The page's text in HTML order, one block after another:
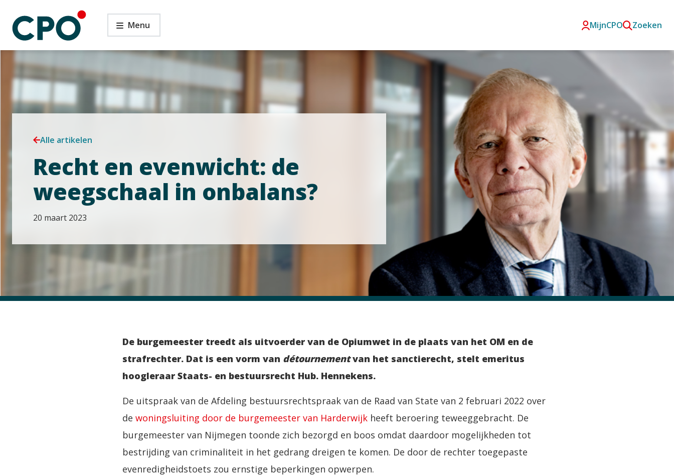
naar
inhoud
Recht
en
evenwicht:
de
weegschaal
onbalans?
Menu MijnCPO Zoeken
Alle artikelen
Recht en evenwicht: de
weegschaal in onbalans?
20 maart 2023
De burgemeester treedt als uitvoerder van de Opiumwet in de plaats van het OM en de
strafrechter. Dat is een vorm van détournementvan het sanctierecht, stelt emeritus
hoogleraar Staats- en bestuursrecht Hub. Hennekens.
De uitspraak van de Afdeling bestuursrechtspraak van de Raad van State van 2 februari 2022 over
de woningsluiting door de burgemeester van Harderwijk heeft beroering teweeggebracht. De
burgemeester van Nijmegen toonde zich bezorgd en boos omdat daardoor mogelijkheden tot
bestrijding van criminaliteit in het gedrang dreigen te komen. De door de rechter toegepaste
evenredigheidstoets zou ernstige beperkingen opwerpen.